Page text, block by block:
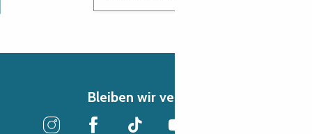
Bleiben wir verbunden